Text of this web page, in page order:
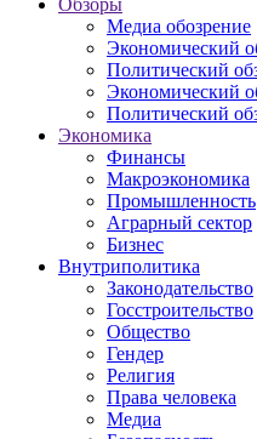
Обзоры
Медиа обозрение
Экономический
Политический
Экономический
Политический
Экономика
Финансы
Макроэкономика
Промышленность
Аграрный сектор
Бизнес
Внутриполитика
Законодательство
Госстроительство
Общество
Гендер
Религия
Права человека
Медиа